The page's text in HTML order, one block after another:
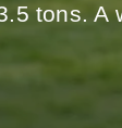
tons. A